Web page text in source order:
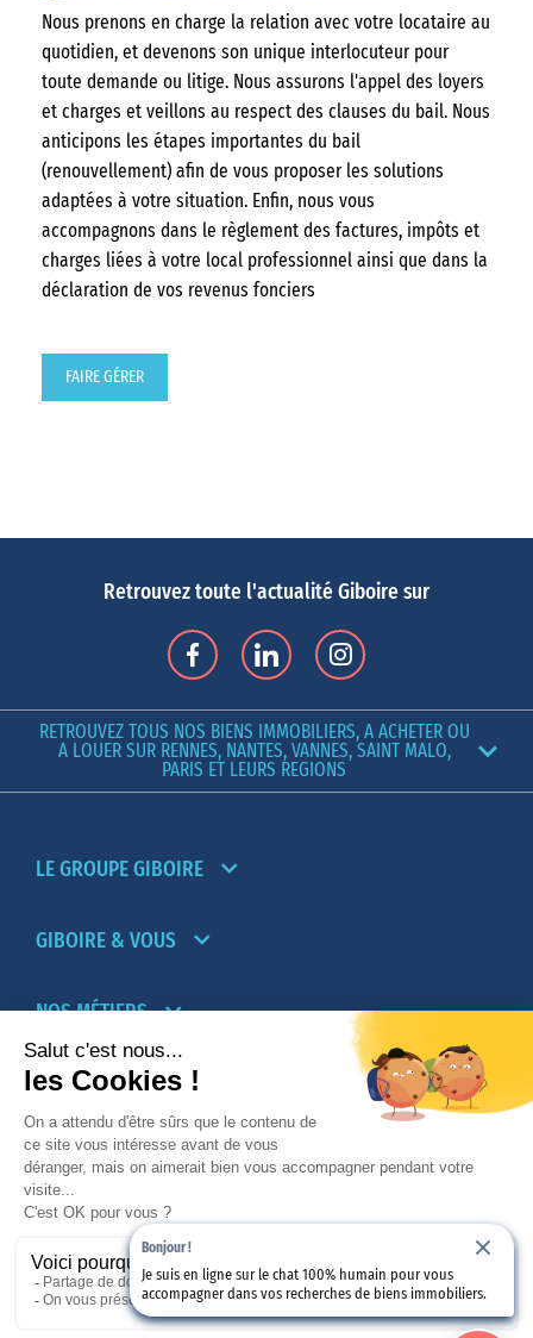
Nous prenons en charge la relation avec votre locataire au
quotidien, et devenons son unique interlocuteur pour
toute demande ou litige. Nous assurons l'appel des loyers
et charges et veillons au respect des clauses du bail. Nous
anticipons les étapes importantes du bail
(renouvellement) afin de vous proposer les solutions
adaptées à votre situation. Enfin, nous vous
accompagnons dans le règlement des factures, impôts et
charges liées à votre local professionnel ainsi que dans la
déclaration de vos revenus fonciers
FAIRE GÉRER
Retrouvez toute l'actualité Giboire sur
RETROUVEZ TOUS NOS BIENS IMMOBILIERS, A ACHETER OU
A LOUER SUR RENNES, NANTES, VANNES, SAINT MALO,
PARIS ET LEURS REGIONS
LE GROUPE GIBOIRE
GIBOIRE & VOUS
NOS MÉTIERS
PARTENAIRES
NOTRE RÉSEAU D’AGENCES TRANSACTION-
LOCATION
PROMOTION IMMOBILIÈRE ET AMÉNAGEMENT
Bonjour !
Je suis en ligne sur le chat 100% humain pour vous
accompagner dans vos recherches de biens immobiliers.